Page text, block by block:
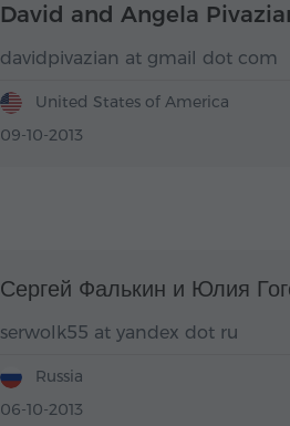
David and Angela
davidpivazian at gmail dot com
United States of America
09-10-2013
Сергей Фалькин и Юлия
serwolk55 at yandex dot ru
Russia
06-10-2013